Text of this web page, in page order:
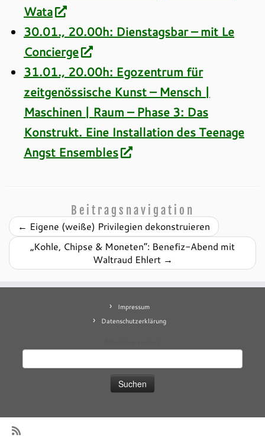
Wata
30.01., 20.00h: Dienstagsbar – mit Le
Concierge
31.01., 20.00h: Egozentrum für
zeitgenössische Kunst – Mensch |
Maschinen | Raum – Phase 3: Das
Konstrukt. Eine Installation des Teenage
Angst Ensembles
Beitragsnavigation
← Eigene (weiße) Privilegien dekonstruieren
„Kohle, Chipse & Moneten“: Benefiz-Abend mit
Waltraud Ehlert →
Impressum
Datenschutzerklärung